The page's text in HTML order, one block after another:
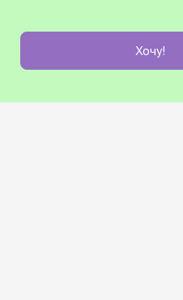
Хочу!